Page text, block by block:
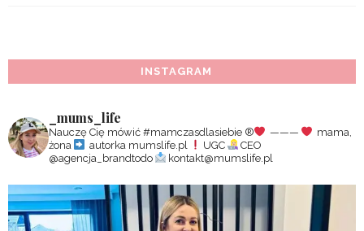
INSTAGRAM
_mums_life
Nauczę Cię mówić #mamczasdlasiebie ®️ ———
mama,
żona
autorka mumslife.pl UGC
CEO
@agencja_brandtodo
kontakt@mumslife.pl